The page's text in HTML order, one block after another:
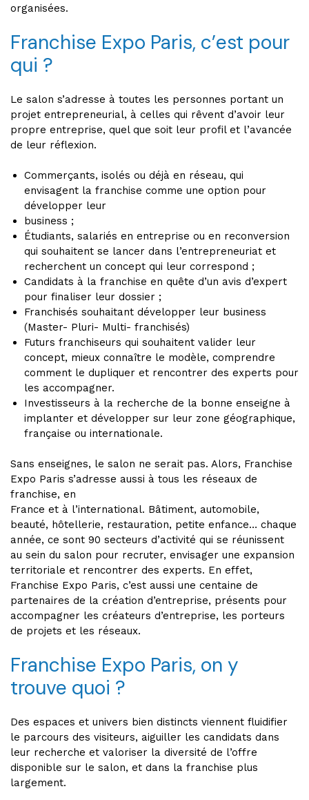
organisées.
Franchise Expo Paris, c’est pour
qui ?
Le salon s’adresse à toutes les personnes portant un
projet entrepreneurial, à celles qui rêvent d’avoir leur
propre entreprise, quel que soit leur profil et l’avancée
de leur réflexion.
Commerçants, isolés ou déjà en réseau, qui
envisagent la franchise comme une option pour
développer leur
business ;
Étudiants, salariés en entreprise ou en reconversion
qui souhaitent se lancer dans l’entrepreneuriat et
recherchent un concept qui leur correspond ;
Candidats à la franchise en quête d’un avis d’expert
pour finaliser leur dossier ;
Franchisés souhaitant développer leur business
(Master- Pluri- Multi- franchisés)
Futurs franchiseurs qui souhaitent valider leur
concept, mieux connaître le modèle, comprendre
comment le dupliquer et rencontrer des experts pour
les accompagner.
Investisseurs à la recherche de la bonne enseigne à
implanter et développer sur leur zone géographique,
française ou internationale.
Sans enseignes, le salon ne serait pas. Alors, Franchise
Expo Paris s’adresse aussi à tous les réseaux de
franchise, en
France et à l’international. Bâtiment, automobile,
beauté, hôtellerie, restauration, petite enfance… chaque
année, ce sont 90 secteurs d’activité qui se réunissent
au sein du salon pour recruter, envisager une expansion
territoriale et rencontrer des experts. En effet,
Franchise Expo Paris, c’est aussi une centaine de
partenaires de la création d’entreprise, présents pour
accompagner les créateurs d’entreprise, les porteurs
de projets et les réseaux.
Franchise Expo Paris, on y
trouve quoi ?
Des espaces et univers bien distincts viennent fluidifier
le parcours des visiteurs, aiguiller les candidats dans
leur recherche et valoriser la diversité de l’offre
disponible sur le salon, et dans la franchise plus
largement.